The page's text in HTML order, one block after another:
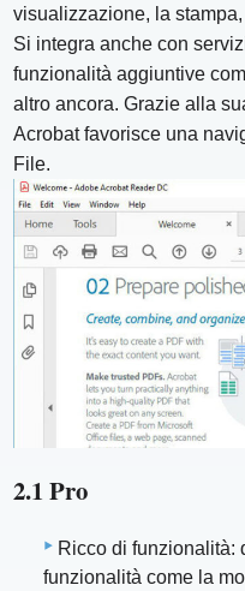
visualizzazione, la
Si integra anche con
funzionalità aggiuntive
altro ancora. Grazie alla
Acrobat favorisce una
File.
2.1 Pro
Ricco di funzionalità:
funzionalità come la